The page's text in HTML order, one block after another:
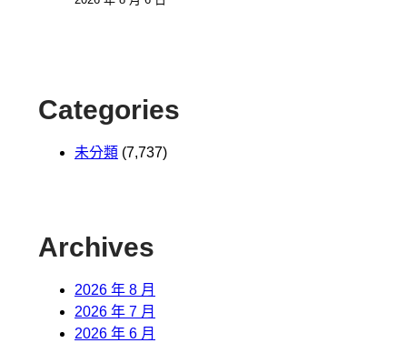
Categories
未分類 (7,737)
Archives
2026 年 8 月
2026 年 7 月
2026 年 6 月